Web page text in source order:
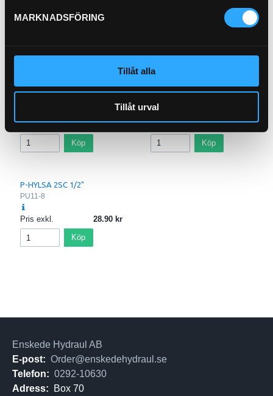
MARKNADSFÖRING
Tillåt alla
Tillåt urval
P-HYLSA R2/R9 3/4
Pris exkl. 47.00
Köp
Pris exkl. 46.90
Köp
P-HYLSA 2SC 1/2"
PU11-8
Pris exkl. 28.90
Köp
Enskede Hydraul AB
E-post: Order@enskedehydraul.se
Telefon: 0292-10630
Adress:
Box 70